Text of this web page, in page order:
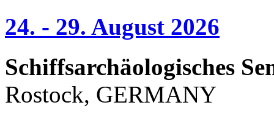
24. - 29. August 2026
Schiffsarchäologisches
Rostock, GERMANY